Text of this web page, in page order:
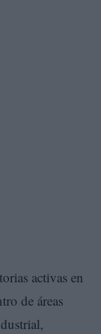
activas en
de áreas